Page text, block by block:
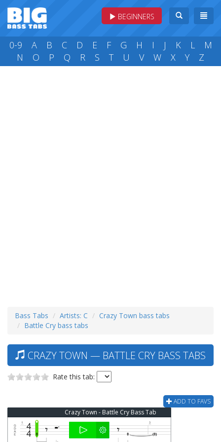
BEGINNERS
0-9 A B C D E F G H I J K L
M
N
O P Q R S T U V W X Y Z
Bass Tabs Artists: C
Crazy Town bass tabs
Battle Cry bass tabs
CRAZY TOWN — BATTLE CRY BASS TABS
Rate this tab:
ADD TO FAVS
Crazy Town - Battle Cry Bass Tab